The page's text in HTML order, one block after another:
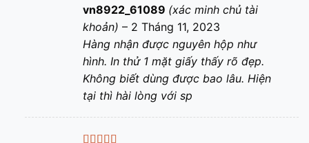
Được xếp
hạng55 sao
vn8922_61089 (xác minh chủ tài
khoản) – 2 Tháng 11, 2023
Hàng nhận được nguyên hộp như
hình. In thử 1 mặt giấy thấy rõ đẹp.
Không biết dùng được bao lâu. Hiện
tại thì hài lòng với sp